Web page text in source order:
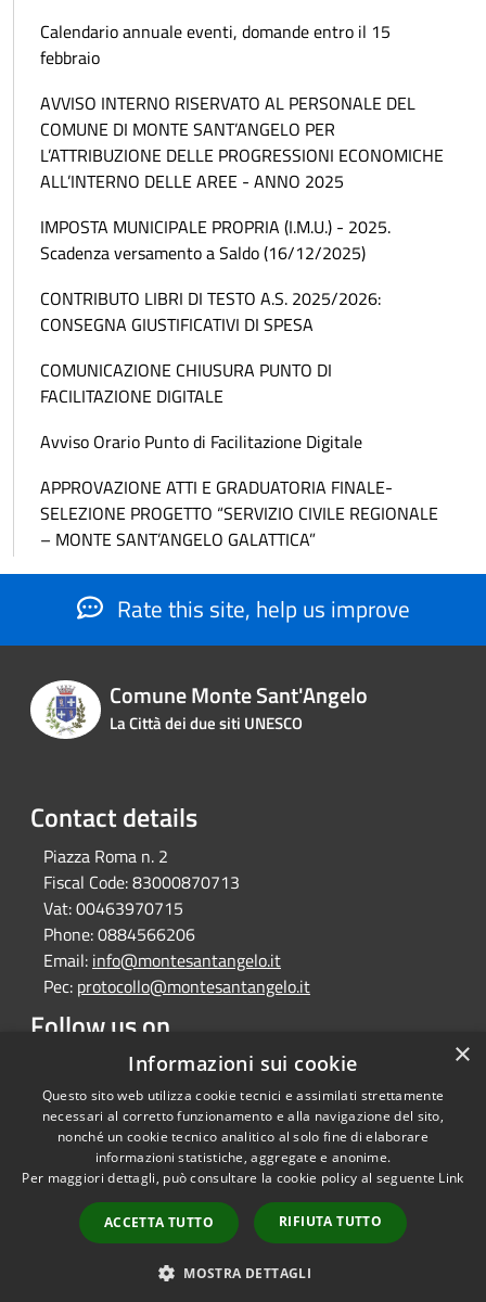
Calendario annuale eventi, domande entro il 15
febbraio
AVVISO INTERNO RISERVATO AL PERSONALE DEL
COMUNE DI MONTE SANT’ANGELO PER
L’ATTRIBUZIONE DELLE PROGRESSIONI ECONOMICHE
ALL’INTERNO DELLE AREE - ANNO 2025
IMPOSTA MUNICIPALE PROPRIA (I.M.U.) - 2025.
Scadenza versamento a Saldo (16/12/2025)
CONTRIBUTO LIBRI DI TESTO A.S. 2025/2026:
CONSEGNA GIUSTIFICATIVI DI SPESA
COMUNICAZIONE CHIUSURA PUNTO DI
FACILITAZIONE DIGITALE
Avviso Orario Punto di Facilitazione Digitale
APPROVAZIONE ATTI E GRADUATORIA FINALE-
SELEZIONE PROGETTO “SERVIZIO CIVILE REGIONALE
– MONTE SANT’ANGELO GALATTICA”
Rate this site, help us improve
Comune Monte Sant'Angelo
La Città dei due siti UNESCO
Contact details
Piazza Roma n. 2
Fiscal Code:83000870713
Vat:00463970715
Phone:0884566206
Email: info@montesantangelo.it
Pec: protocollo@montesantangelo.it
Follow us on
FacebookYoutubeInstagramTelegramWhatsapp
RSS
Accessibility
Copyright © 2026 • Comune
Monte Sant'Angelo • Powered
byMunicipium
Admin
access
×
Informazioni sui cookie
Questo sito web utilizza cookie tecnici e assimilati strettamente
necessari al corretto funzionamento e alla navigazione del sito,
nonché un cookie tecnico analitico al solo fine di elaborare
informazioni statistiche, aggregate e anonime.
Per maggiori dettagli, può consultare la cookie policy al seguente Link
ACCETTA TUTTO RIFIUTA TUTTO
MOSTRA DETTAGLI